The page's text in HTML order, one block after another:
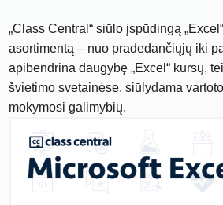
„Class Central“ siūlo įspūdingą
asortimentą – nuo ​​pradedančiųjų iki
apibendrina daugybę „Excel“ kursų,
švietimo svetainėse, siūlydama
mokymosi galimybių.